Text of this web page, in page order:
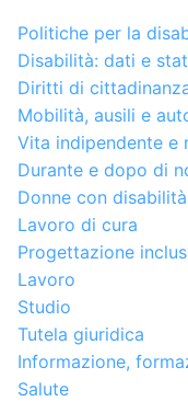
Politiche per la
Disabilità: dati e
Diritti di
Mobilità, ausili e
Vita indipendente e
Durante e dopo di
Donne con disabilità
Lavoro di cura
Progettazione
Lavoro
Studio
Tutela giuridica
Informazione,
Salute